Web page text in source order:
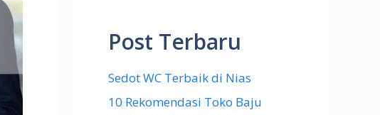
Post Terbaru
Sedot WC Terbaik di Nias
10 Rekomendasi Toko Baju